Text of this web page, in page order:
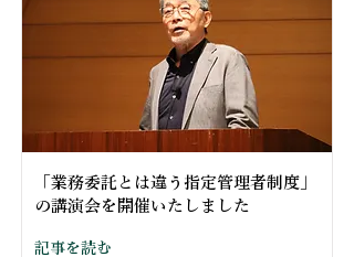
「業務委託とは違う指定管理者制度」
の講演会を開催いたしました
記事を読む